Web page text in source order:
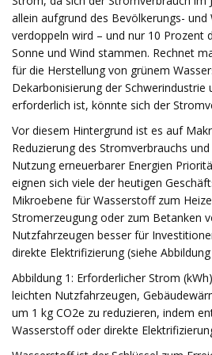
allein aufgrund des Bevölkerungs-
verdoppeln wird – und nur 10 Prozent
Sonne und Wind stammen. Rechnet
für die Herstellung von grünem
Dekarbonisierung der Schwerindustrie
erforderlich ist, könnte sich der
Vor diesem Hintergrund ist es auf
Reduzierung des Stromverbrauchs
Nutzung erneuerbarer Energien
eignen sich viele der heutigen
Mikroebene für Wasserstoff zum
Stromerzeugung oder zum Betanken
Nutzfahrzeugen besser für
direkte Elektrifizierung (siehe
Abbildung 1: Erforderlicher Strom
leichten Nutzfahrzeugen,
um 1 kg CO2e zu reduzieren, indem
Wasserstoff oder direkte